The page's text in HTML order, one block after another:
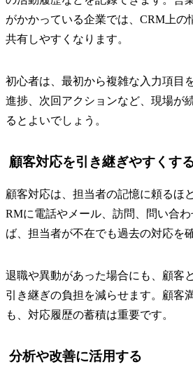
がかかっている企業では、CRM上の
共有しやすくなります。
初心者は、最初から複雑な入力項目
進捗、次回アクションなど、現場が
るとよいでしょう。
顧客対応を引き継ぎやすくす
顧客対応は、担当者の記憶に頼るほ
RMに電話やメール、訪問、問い合
ば、担当者が不在でも過去の対応を
退職や異動があった場合にも、顧客
引き継ぎの負担を減らせます。顧客
も、対応履歴の蓄積は重要です。
分析や改善に活用する